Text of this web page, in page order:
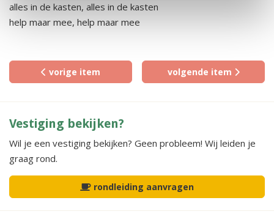
alles in de kasten, alles in de kasten
help maar mee, help maar mee
vorige item volgende item
Vestiging bekijken?
Wil je een vestiging bekijken? Geen probleem! Wij leiden je
graag rond.
rondleiding aanvragen